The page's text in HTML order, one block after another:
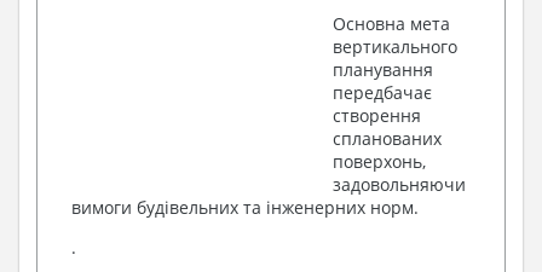
Основна мета
вертикального
планування
передбачає
створення
спланованих
поверхонь,
задовольняючи
вимоги будівельних та інженерних норм.
.